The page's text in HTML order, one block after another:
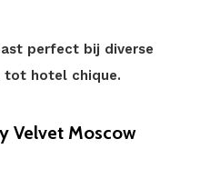
perfect bij diverse
tot hotel chique.
Velvet Moscow